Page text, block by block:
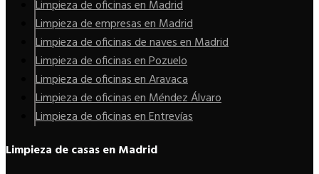
Limpieza de oficinas en Madrid
Limpieza de empresas en Madrid
Limpieza de oficinas de naves en Madrid
Limpieza de oficinas en Pozuelo
Limpieza de oficinas en Aravaca
Limpieza de oficinas en Méndez Álvaro
Limpieza de oficinas en Entrevías
Limpieza de casas en Madrid